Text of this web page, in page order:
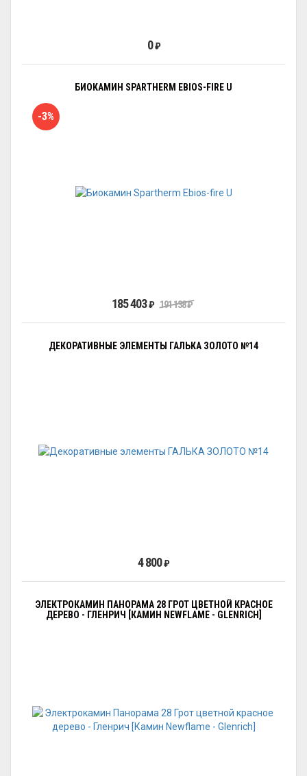
0₽
БИОКАМИН SPARTHERM EBIOS-FIRE U
-3%
185 403₽ 191 138₽
ДЕКОРАТИВНЫЕ ЭЛЕМЕНТЫ ГАЛЬКА ЗОЛОТО №14
4 800₽
ЭЛЕКТРОКАМИН ПАНОРАМА 28 ГРОТ ЦВЕТНОЙ КРАСНОЕ
ДЕРЕВО - ГЛЕНРИЧ [КАМИН NEWFLAME - GLENRICH]